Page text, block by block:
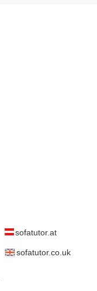
sofatutor.at
sofatutor.co.uk